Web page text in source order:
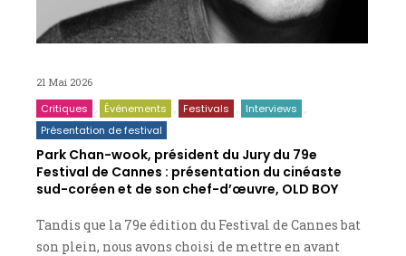
21 Mai 2026
Critiques Événements Festivals
Interviews
Présentation de festival
Park Chan-wook, président du Jury du 79e
Festival de Cannes : présentation du cinéaste
sud-coréen et de son chef-d’œuvre, OLD BOY
Tandis que la 79e édition du Festival de Cannes bat
son plein, nous avons choisi de mettre en avant